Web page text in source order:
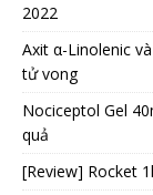
2022
Axit α-Linolenic
tử vong
Nociceptol Gel
quả
[Review] Rocket